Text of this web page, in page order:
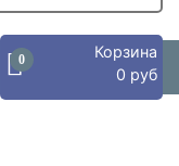
0
Корзина
0 руб